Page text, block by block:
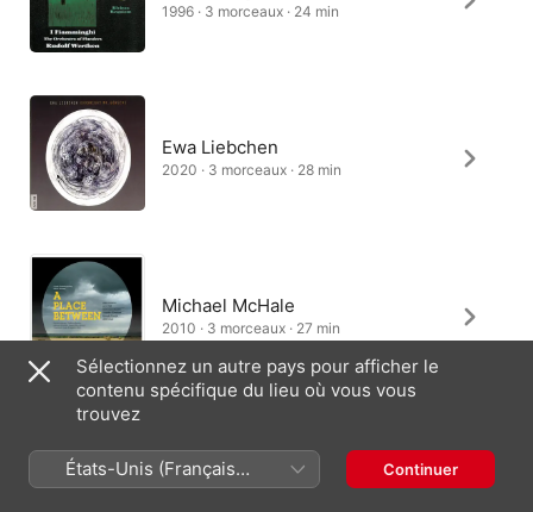
1996 · 3 morceaux · 24 min
Ewa Liebchen
2020 · 3 morceaux · 28 min
Michael McHale
2010 · 3 morceaux · 27 min
Sélectionnez un autre pays pour afficher le
contenu spécifique du lieu où vous vous
trouvez
États-Unis (Français
France)
Continuer